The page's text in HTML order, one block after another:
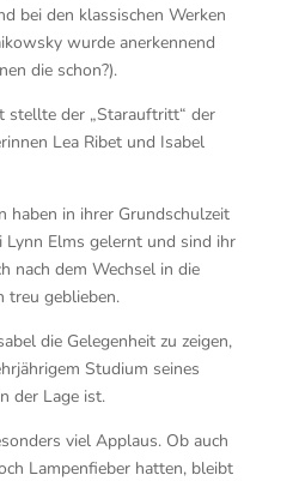
bei den klassischen Werken
wurde anerkennend
die schon?).
stellte der „Starauftritt“ der
Lea Ribet und Isabel
haben in ihrer Grundschulzeit
Elms gelernt und sind ihr
nach dem Wechsel in die
treu geblieben.
die Gelegenheit zu zeigen,
Studium seines
der Lage ist.
viel Applaus. Ob auch
Lampenfieber hatten, bleibt